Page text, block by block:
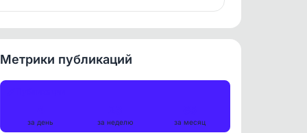
Метрики публикаций
за день за неделю за месяц